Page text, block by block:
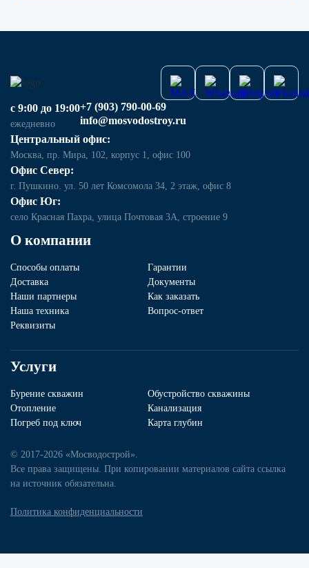
О компании
Способы оплаты
Гарантии
Доставка
Документы
Наши партнеры
Как заказать
Наша техника
Вопрос-ответ
Реквизиты
Услуги
Бурение скважин
Обустройство скважины
Отопление
Канализация
Погреб под ключ
Карта глубин
с 9:00 до 19:00
ежедневно
+7 (903) 790-00-69
info@mosvodostroy.ru
Центральный офис:
Москва, пр. Мира, 102, корпус 1, офис 100
Офис Север:
г. Пушкино. ул. 50 лет Комсомола 34, 2 этаж, офис 8
Офис Юг:
село Красная Пахра, улица Почтовая 3А, строение 9
© 2017-2026 «Мосводострой».
Все права защищены. При копировании материалов сайта ссылка
на источник обязательна.
Политика конфиденциальности